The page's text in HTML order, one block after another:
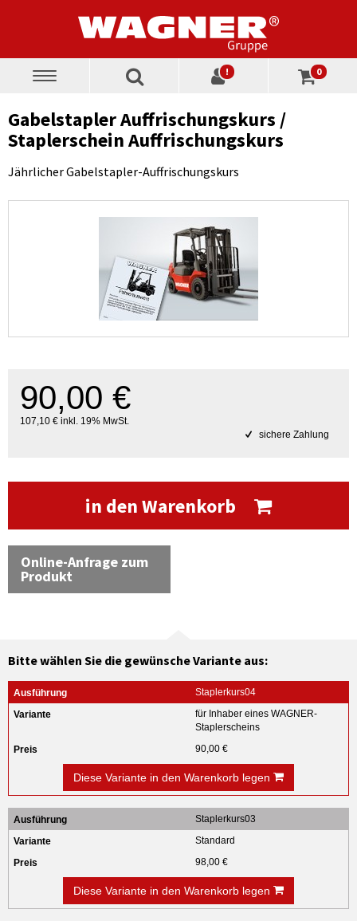
Toggle
! 0
Gabelstapler Auffrischungskurs /
Staplerschein Auffrischungskurs
Jährlicher Gabelstapler-Auffrischungskurs
90,00 €
107,10 € inkl. 19% MwSt.
sichere Zahlung
in den Warenkorb
Online-Anfrage zum
Produkt
Bitte wählen Sie die gewünsche Variante aus:
Staplerkurs04
für Inhaber eines WAGNER-
Staplerscheins
90,00 €
Diese Variante in den Warenkorb legen
Staplerkurs03
Standard
98,00 €
Diese Variante in den Warenkorb legen